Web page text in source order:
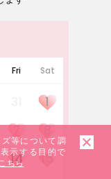
Fri Sat
1
7
8
14
15
等について調
示する目的で
ちら